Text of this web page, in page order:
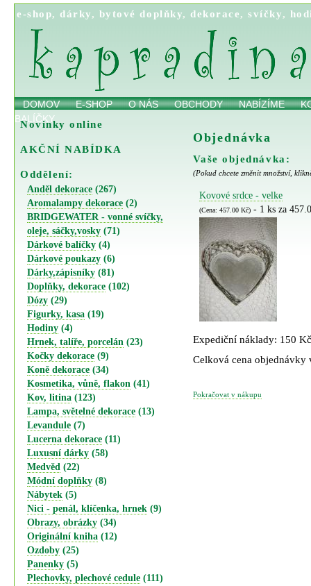
e-shop,dárky, bytové doplňky,dekorace,svíčky,
DOMOV E-SHOP O NÁS OBCHODY NABÍZÍME
BALÍČKY
Novinky online
AKČNÍ NABÍDKA
Oddělení:
Anděl dekorace (267)
Aromalampy dekorace (2)
BRIDGEWATER - vonné svíčky,
oleje, sáčky,vosky (71)
Dárkové balíčky (4)
Dárkové poukazy (6)
Dárky,zápisníky (81)
Doplňky, dekorace (102)
Dózy (29)
Figurky, kasa (19)
Hodiny (4)
Hrnek, talíře, porcelán (23)
Kočky dekorace (9)
Koně dekorace (34)
Kosmetika, vůně, flakon (41)
Kov, litina (123)
Lampa, světelné dekorace (13)
Levandule (7)
Lucerna dekorace (11)
Luxusní dárky (58)
Medvěd (22)
Módní doplňky (8)
Nábytek (5)
Nici - penál, klíčenka, hrnek (9)
Obrazy, obrázky (34)
Originální kniha (12)
Ozdoby (25)
Panenky (5)
Plechovky, plechové cedule (111)
Objednávka
Vaše objednávka:
(Pokud chcete změnit množství,
Kovové srdce - velke
(Cena: 457.00 Kč)- 1 ks za
Expediční náklady: 150 Kč
Celková cena
Pokračovat v nákupu